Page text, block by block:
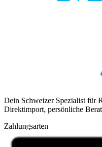
Dein Schweizer Spezialist für
Direktimport, persönliche
Zahlungsarten